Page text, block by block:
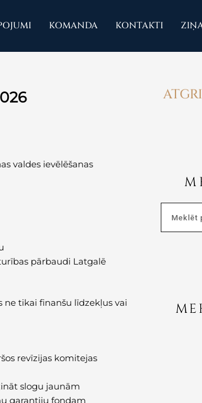
KOMANDA KONTAKTI
valdes ievēlēšanas
pārbaudi Latgalē
tikai finanšu līdzekļus vai
revīzijas komitejas
slogu jaunām
garantiju fondam